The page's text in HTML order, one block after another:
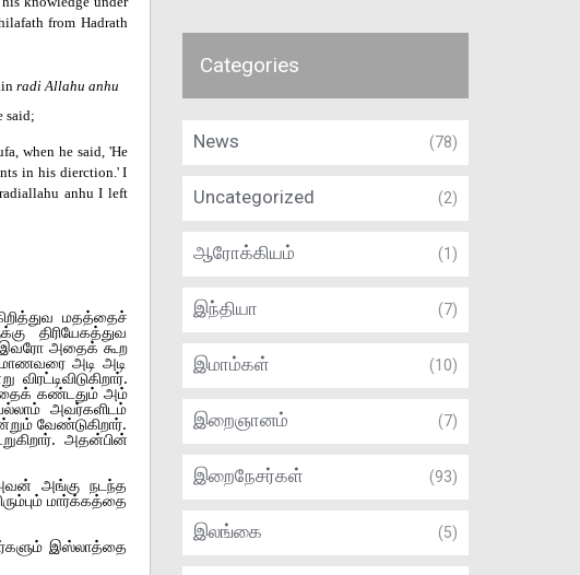
from Hadrath
radi Allahu anhu
said;
when he said, 'He
in his dierction.' I
anhu I left
மதத்தைச்
திரியேகத்துவ
அதைக் கூற
அடி அடி
கண்டதும் அம்
அவர்களிடம்
வேண்டுகிறார்.
அதன்பின்
அங்கு நடந்த
மார்க்கத்தை
இஸ்லாத்தை
Categories
News (78)
Uncategorized (2)
ஆரோக்கியம் (1)
இந்தியா (7)
இமாம்கள் (10)
இறைஞானம் (7)
இறைநேசர்கள் (93)
இலங்கை (5)